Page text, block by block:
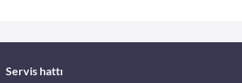
Servis hattı